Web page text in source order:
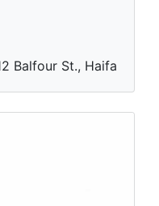
Balfour St., Haifa